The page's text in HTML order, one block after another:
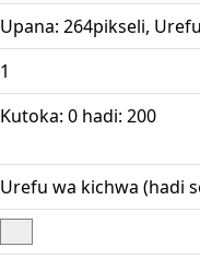
Upana: 264pikseli,
1
Kutoka: 0 hadi: 200
Urefu wa kichwa (hadi